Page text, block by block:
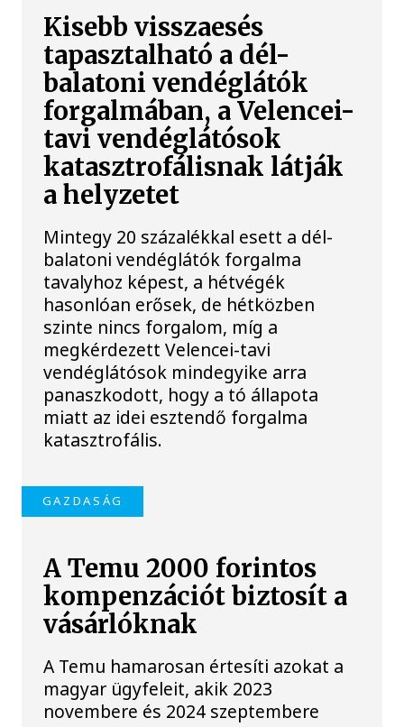
Kisebb visszaesés
tapasztalható a dél-
balatoni vendéglátók
forgalmában, a Velencei-
tavi vendéglátósok
katasztrofálisnak látják
a helyzetet
Mintegy 20 százalékkal esett a dél-
balatoni vendéglátók forgalma
tavalyhoz képest, a hétvégék
hasonlóan erősek, de hétközben
szinte nincs forgalom, míg a
megkérdezett Velencei-tavi
vendéglátósok mindegyike arra
panaszkodott, hogy a tó állapota
miatt az idei esztendő forgalma
katasztrofális.
GAZDASÁG
A Temu 2000 forintos
kompenzációt biztosít a
vásárlóknak
A Temu hamarosan értesíti azokat a
magyar ügyfeleit, akik 2023
novembere és 2024 szeptembere